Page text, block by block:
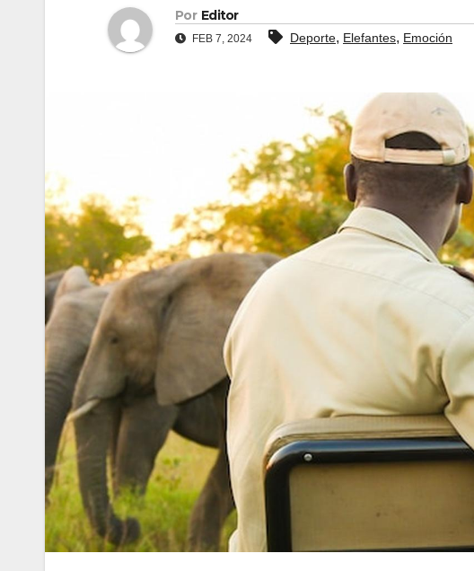
Por Editor
FEB 7, 2024 Deporte, Elefantes, Emoción